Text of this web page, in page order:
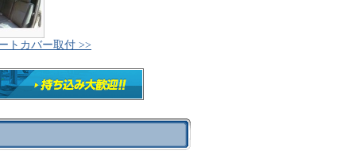
トカバー取付 >>